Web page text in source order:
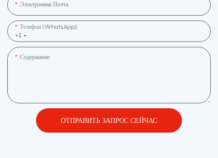
Электронная Почта
+1
Телефон (WhatsApp]
Содержание
ОТПРАВИТЬ ЗАПРОС СЕЙЧАС